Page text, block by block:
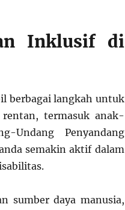
Inklusif di
berbagai langkah untuk
rentan, termasuk anak-
Undang Penyandang
semakin aktif dalam
sumber daya manusia,